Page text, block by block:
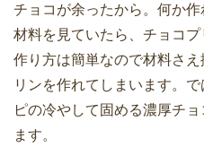
チョコが余ったから。何か
材料を見ていたら、チョコプ
作り方は簡単なので材料さ
リンを作れてしまいます。
ピの冷やして固める濃厚チ
ます。